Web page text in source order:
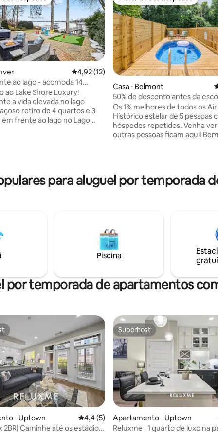
de 5, 20 avaliações
dos hóspedes
4,92 de uma avaliação média de 5, 12
4,92 (12)
ao lago - acomoda 14
de hidromassagem -
ao Lake Shore Luxury!
a vida elevada no lago
retiro de 4 quartos e 3
em frente ao lago no Lago
no procurado lado
lago, com fácil acesso a
universal para veículos
Preferido dos hóspedes
Casa ⋅ Belmont
50% de desconto antes da
+ sauna + banheira de
Os 1% melhores de todos os
Histórico estelar de 5 pessoas
hóspedes repetidos. Venha
outras pessoas ficam aqui! Bem-vindo ao
piscina, banheira de
banheira de imersão fria, sauna
recuperação e a diversão. Muitos são
acessíveis a pé: restaurantes
playgrounds pickleball/tênis/
para aluguel por temporada
Piscina
por temporada de apartamentos
de 5, 240 avaliações
⋅ Uptown 4,4 de uma avaliação média de 5, 5
4,4 (5)
2BR| Caminhe até os estádios
Superhost
Superhost
Apartamento ⋅ Uptown
Reluxme | 1 quarto de luxo na